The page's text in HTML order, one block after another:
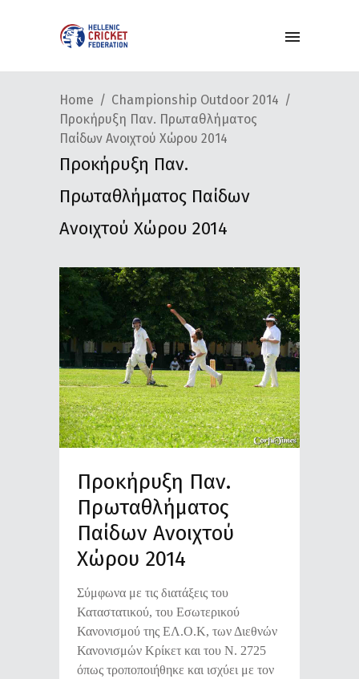
Home
Championship Outdoor 2014
Προκήρυξη Παν. Πρωταθλήματος
Παίδων Ανοιχτού Χώρου 2014
Προκήρυξη Παν.
Πρωταθλήματος Παίδων
Ανοιχτού Χώρου 2014
Προκήρυξη Παν.
Πρωταθλήματος
Παίδων Ανοιχτού
Χώρου 2014
Σύμφωνα με τις διατάξεις του
Καταστατικού, του Εσωτερικού
Κανονισμού της ΕΛ.Ο.Κ, των Διεθνών
Κανονισμών Κρίκετ και του Ν. 2725
όπως τροποποιήθηκε και ισχύει με τον